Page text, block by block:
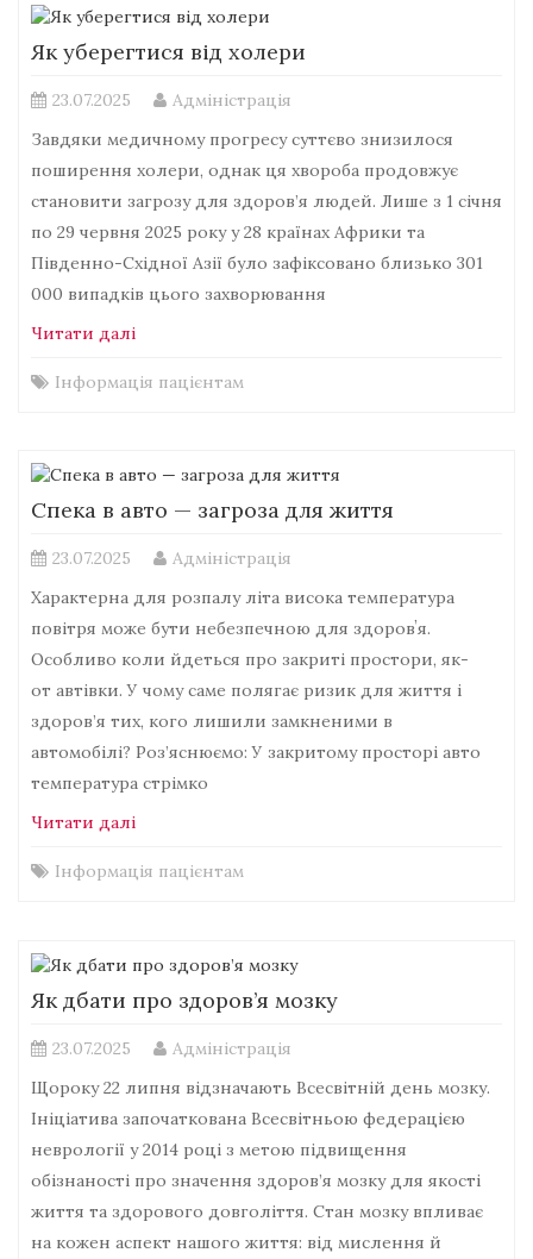
Як уберегтися від холери
23.07.2025
Адміністрація
Завдяки медичному прогресу суттєво знизилося
поширення холери, однак ця хвороба продовжує
становити загрозу для здоров’я людей. Лише з 1 січня
по 29 червня 2025 року у 28 країнах Африки та
Південно-Східної Азії було зафіксовано близько 301
000 випадків цього захворювання
Читати далі
Інформація пацієнтам
Спека в авто — загроза для життя
23.07.2025
Адміністрація
Характерна для розпалу літа висока температура
повітря може бути небезпечною для здоровʼя.
Особливо коли йдеться про закриті простори, як-
от автівки. У чому саме полягає ризик для життя і
здоров’я тих, кого лишили замкненими в
автомобілі? Роз’яснюємо: У закритому просторі авто
температура стрімко
Читати далі
Інформація пацієнтам
Як дбати про здоров’я мозку
23.07.2025
Адміністрація
Щороку 22 липня відзначають Всесвітній день мозку.
Ініціатива започаткована Всесвітньою федерацією
неврології у 2014 році з метою підвищення
обізнаності про значення здоров’я мозку для якості
життя та здорового довголіття. Стан мозку впливає
на кожен аспект нашого життя: від мислення й